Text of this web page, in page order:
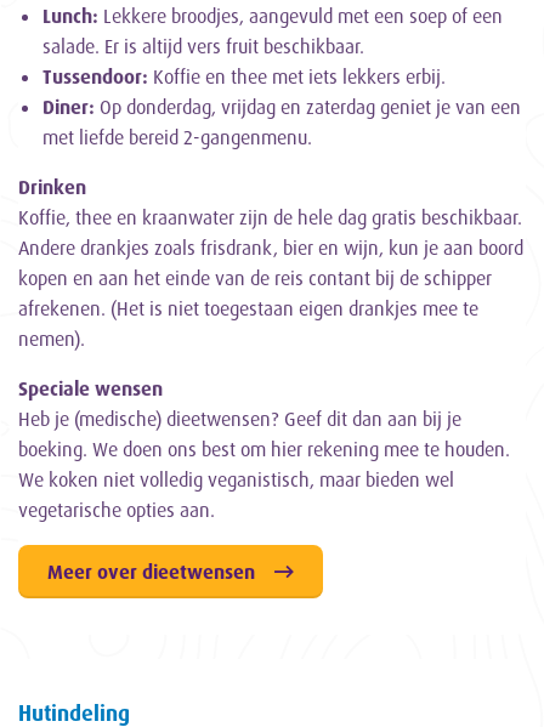
Lunch: Lekkere broodjes, aangevuld met een soep of een
salade. Er is altijd vers fruit beschikbaar.
Tussendoor: Koffie en thee met iets lekkers erbij.
Diner: Op donderdag, vrijdag en zaterdag geniet je van een
met liefde bereid 2-gangenmenu.
Drinken
Koffie, thee en kraanwater zijn de hele dag gratis beschikbaar.
Andere drankjes zoals frisdrank, bier en wijn, kun je aan boord
kopen en aan het einde van de reis contant bij de schipper
afrekenen. (Het is niet toegestaan eigen drankjes mee te
nemen).
Speciale wensen
Heb je (medische) dieetwensen? Geef dit dan aan bij je
boeking. We doen ons best om hier rekening mee te houden.
We koken niet volledig veganistisch, maar bieden wel
vegetarische opties aan.
Meer over dieetwensen
Hutindeling